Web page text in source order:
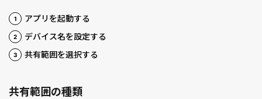
アプリを起動する
デバイス名を設定する
共有範囲を選択する
共有範囲の種類